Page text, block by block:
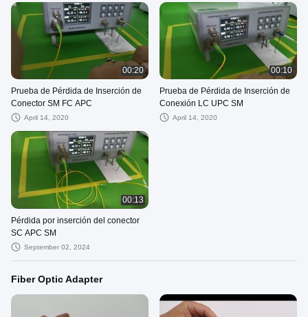
00:20
Prueba de Pérdida de Inserción de
Conector SM FC APC
April 14, 2020
00:10
Prueba de Pérdida de Inserción de
Conexión LC UPC SM
April 14, 2020
00:13
Pérdida por inserción del conector
SC APC SM
September 02, 2024
Fiber Optic Adapter